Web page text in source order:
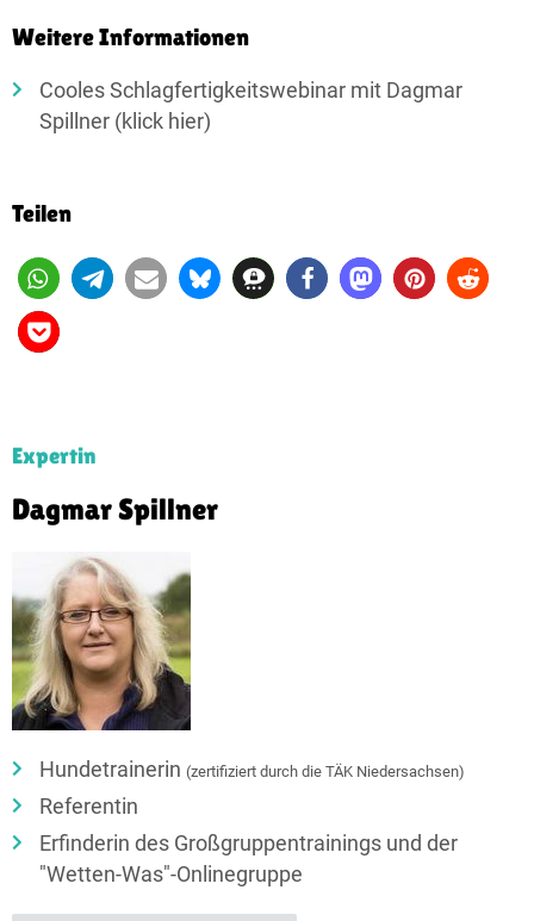
Weitere Informationen
Cooles Schlagfertig­keits­webinar mit Dagmar
Spillner (klick hier)
Teilen
Expertin
Dagmar Spillner
Hundetrainerin (zertifiziert durch die TÄK Niedersachsen)
Referentin
Erfinderin des Großgruppentrainings und der
"Wetten-Was"-Onlinegruppe